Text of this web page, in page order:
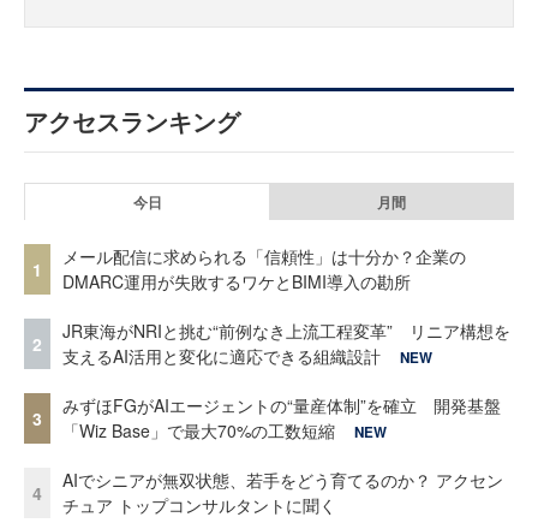
アクセスランキング
今日 月間
1
メール配信に求められる「信頼性」は十分か？企業の
DMARC運用が失敗するワケとBIMI導入の勘所
2
JR東海がNRIと挑む“前例なき上流工程変革” リニア構想を
支えるAI活用と変化に適応できる組織設計
NEW
3
みずほFGがAIエージェントの“量産体制”を確立 開発基盤
「Wiz Base」で最大70%の工数短縮
NEW
4
AIでシニアが無双状態、若手をどう育てるのか？ アクセン
チュア トップコンサルタントに聞く